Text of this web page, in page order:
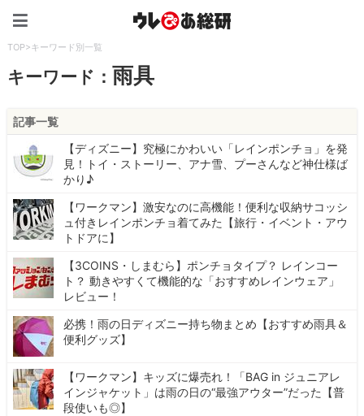
TOP>キーワード別一覧
キーワード： 雨具
記事一覧
【ディズニー】究極にかわいい「レインポンチョ」を発
見！トイ・ストーリー、アナ雪、プーさんなど神仕様ば
かり♪
【ワークマン】激安なのに高機能！便利な収納サコッシ
ュ付きレインポンチョ着てみた【旅行・イベント・アウ
トドアに】
【3COINS・しまむら】ポンチョタイプ？ レインコー
ト？ 動きやすくて機能的な「おすすめレインウェア」
レビュー！
必携！雨の日ディズニー持ち物まとめ【おすすめ雨具＆
便利グッズ】
【ワークマン】キッズに爆売れ！「BAG in ジュニアレ
インジャケット」は雨の日の“最強アウター”だった【普
段使いも◎】